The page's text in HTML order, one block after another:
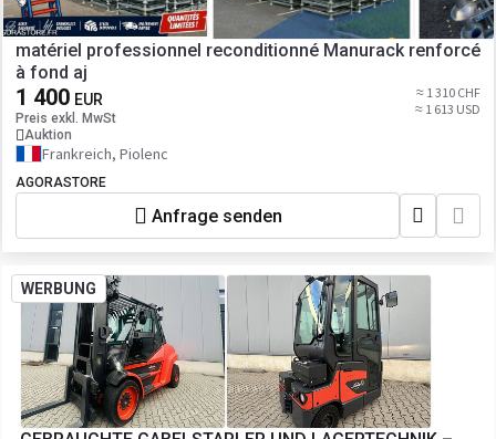
matériel professionnel reconditionné Manurack renforcé
à fond aj
1 400 EUR
Preis exkl. MwSt
Auktion
≈ 1 310 CHF
≈ 1 613 USD
Frankreich, Piolenc
AGORASTORE
Anfrage senden
WERBUNG